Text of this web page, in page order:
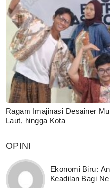
Ragam Imajinasi Desainer
Laut, hingga Kota
OPINI
Ekonomi Biru:
Keadilan Bagi